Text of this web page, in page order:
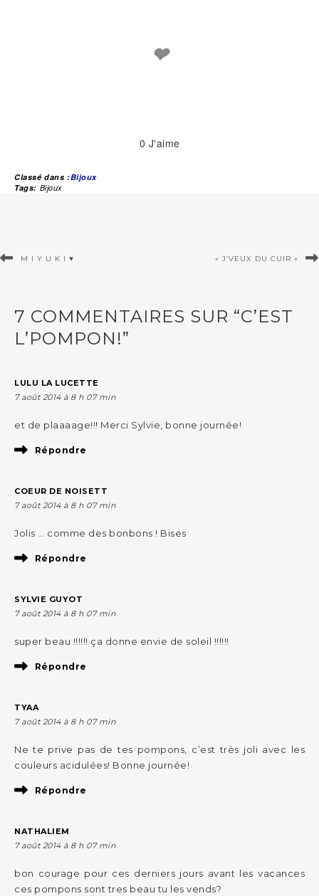
❤
0 J'aime
Classé dans :Bijoux
Tags: Bijoux
M I Y U K I ♥ « J’VEUX DU CUIR »
7 COMMENTAIRES SUR “C’EST
L’POMPON!”
LULU LA LUCETTE
7 août 2014 à 8 h 07 min
et de plaaaage!!! Merci Sylvie, bonne journée!
Répondre
COEUR DE NOISETT
7 août 2014 à 8 h 07 min
Jolis … comme des bonbons ! Bises
Répondre
SYLVIE GUYOT
7 août 2014 à 8 h 07 min
super beau !!!!!! ça donne envie de soleil !!!!!!
Répondre
TYAA
7 août 2014 à 8 h 07 min
Ne te prive pas de tes pompons, c’est très joli avec les
couleurs acidulées! Bonne journée!
Répondre
NATHALIEM
7 août 2014 à 8 h 07 min
bon courage pour ces derniers jours avant les vacances
ces pompons sont tres beau tu les vends?